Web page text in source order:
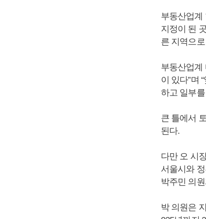
부동산업계
지정이 된
른 지역으
부동산업계
이 있다”며
하고 일부
큰 틀에서
된다.
다만 오 시
서울시와
박주민 의
박 의원은